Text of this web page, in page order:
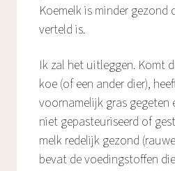
Koemelk is minder
verteld is.
Ik zal het uitleggen. Komt
koe (of een ander dier),
voornamelijk gras gegeten
niet gepasteuriseerd of
melk redelijk gezond
bevat de voedingstoffen